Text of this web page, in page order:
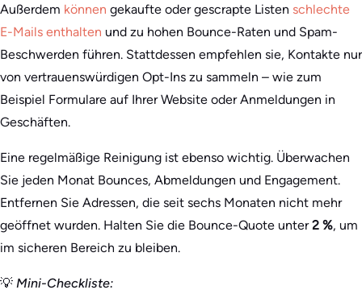
Außerdem können gekaufte oder gescrapte Listen schlechte
E-Mails enthalten und zu hohen Bounce-Raten und Spam-
Beschwerden führen. Stattdessen empfehlen sie, Kontakte nur
von vertrauenswürdigen Opt-Ins zu sammeln – wie zum
Beispiel Formulare auf Ihrer Website oder Anmeldungen in
Geschäften.
Eine regelmäßige Reinigung ist ebenso wichtig. Überwachen
Sie jeden Monat Bounces, Abmeldungen und Engagement.
Entfernen Sie Adressen, die seit sechs Monaten nicht mehr
geöffnet wurden. Halten Sie die Bounce-Quote unter2 %, um
im sicheren Bereich zu bleiben.
💡 Mini-Checkliste: